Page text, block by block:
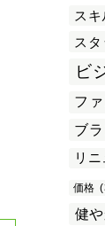
ス
スタ
ビ
フ
ブ
リ
価格
健